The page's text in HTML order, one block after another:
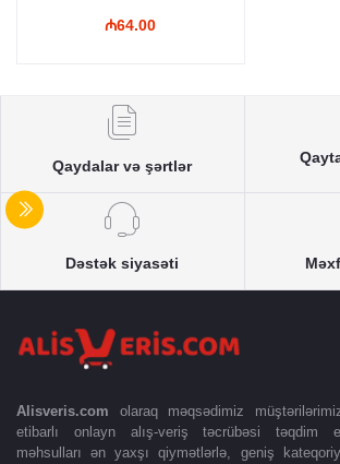
Kəsicili
₼64.00
Qaydalar və şərtlər
Dəstək siyasəti
Alisveris.com olaraq məqsədimiz
etibarlı onlayn alış-veriş təcrübəsi təqdim
məhsulları ən yaxşı qiymətlərlə, geniş